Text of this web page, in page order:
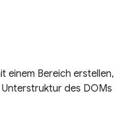
einem Bereich erstellen,
des DOMs